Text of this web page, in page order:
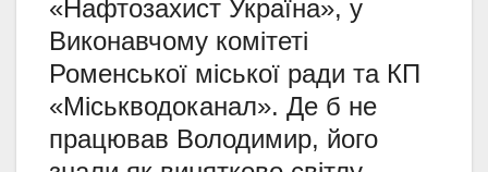
«Нафтозахист Україна», у
Виконавчому комітеті
Роменської міської ради та КП
«Міськводоканал». Де б не
працював Володимир, його